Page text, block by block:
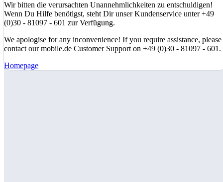
Wir bitten die verursachten Unannehmlichkeiten zu entschuldigen!
Wenn Du Hilfe benötigst, steht Dir unser Kundenservice unter +49
(0)30 - 81097 - 601 zur Verfügung.
We apologise for any inconvenience! If you require assistance, please
contact our mobile.de Customer Support on +49 (0)30 - 81097 - 601.
Homepage